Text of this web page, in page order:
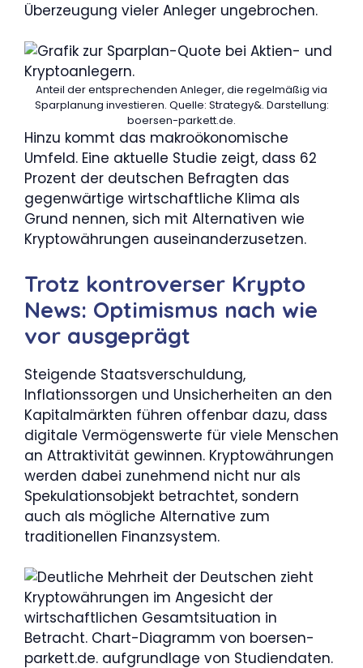
Überzeugung vieler Anleger ungebrochen.
Anteil der entsprechenden Anleger, die regelmäßig via
Sparplanung investieren. Quelle: Strategy&. Darstellung:
boersen-parkett.de.
Hinzu kommt das makroökonomische
Umfeld. Eine aktuelle Studie zeigt, dass 62
Prozent der deutschen Befragten das
gegenwärtige wirtschaftliche Klima als
Grund nennen, sich mit Alternativen wie
Kryptowährungen auseinanderzusetzen.
Trotz kontroverser Krypto
News: Optimismus nach wie
vor ausgeprägt
Steigende Staatsverschuldung,
Inflationssorgen und Unsicherheiten an den
Kapitalmärkten führen offenbar dazu, dass
digitale Vermögenswerte für viele Menschen
an Attraktivität gewinnen. Kryptowährungen
werden dabei zunehmend nicht nur als
Spekulationsobjekt betrachtet, sondern
auch als mögliche Alternative zum
traditionellen Finanzsystem.